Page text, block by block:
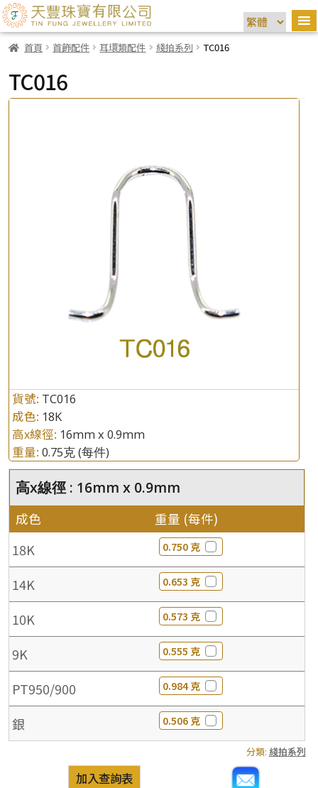
首頁 首飾配件 耳環類配件 綫拍系列 TC016
TC016
貨號: TC016
成色: 18K
高x線徑: 16mm x 0.9mm
重量: 0.75克(每件)
高x線徑 : 16mm x 0.9mm
成色 重量 (每件)
18K 0.750 克
14K 0.653 克
10K 0.573 克
9K 0.555 克
PT950/900 0.984 克
銀 0.506 克
分類: 綫拍系列
加入查詢表